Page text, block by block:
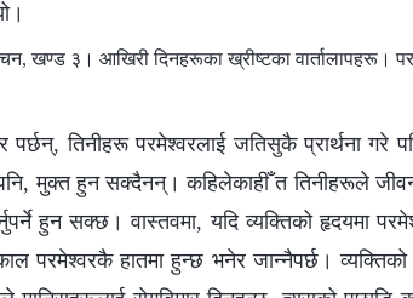
खण्ड ३। आखिरी दिनहरूका ख्रीष्टका वार्तालापहरू।
पर्छन्, तिनीहरू परमेश्‍वरलाई जतिसुकै प्रार्थना
मुक्त हुन सक्दैनन्। कहिलेकाहीँ त तिनीहरूले
हुन सक्छ। वास्तवमा, यदि व्यक्तिको हृदयमा
परमेश्‍वरकै हातमा हुन्छ भनेर जान्नैपर्छ। व्यक्तिको